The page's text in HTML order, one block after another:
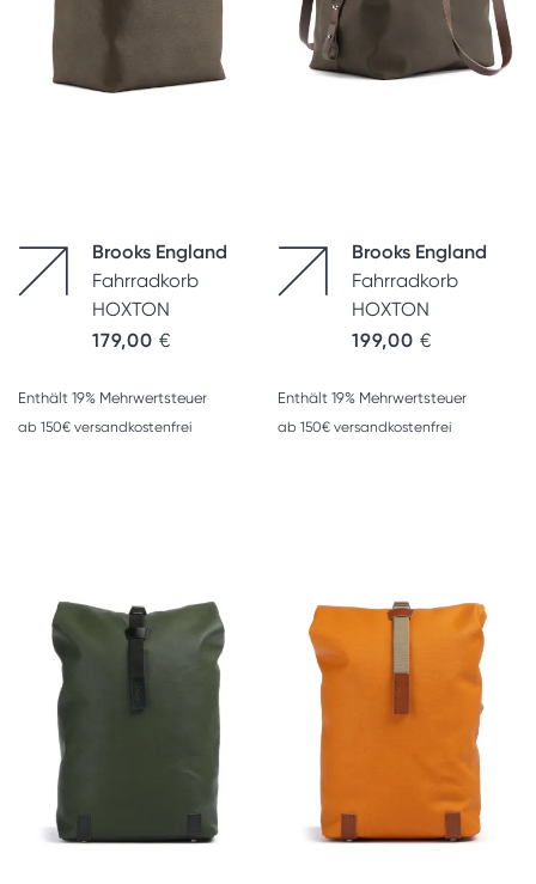
Brooks England
Fahrradkorb
HOXTON
179,00 €
Enthält 19% Mehrwertsteuer
ab 150€ versandkostenfrei
Brooks England
Fahrradkorb
HOXTON
199,00 €
Enthält 19% Mehrwertsteuer
ab 150€ versandkostenfrei